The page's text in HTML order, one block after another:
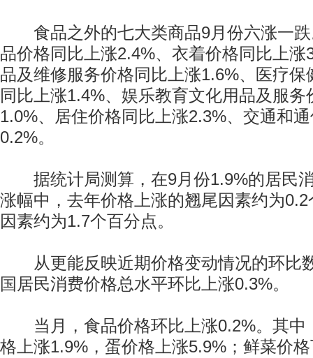
食品之外的七大类商品9月份六涨一跌
品价格同比上涨2.4%、衣着价格同比上涨
品及维修服务价格同比上涨1.6%、医疗保
同比上涨1.4%、娱乐教育文化用品及服务
1.0%、居住价格同比上涨2.3%、交通和
0.2%。
据统计局测算，在9月份1.9%的居民
涨幅中，去年价格上涨的翘尾因素约为
因素约为1.7个百分点。
从更能反映近期价格变动情况的环比
国居民消费价格总水平环比上涨0.3%。
当月，食品价格环比上涨0.2%。其中
格上涨1.9%，蛋价格上涨5.9%；鲜菜价